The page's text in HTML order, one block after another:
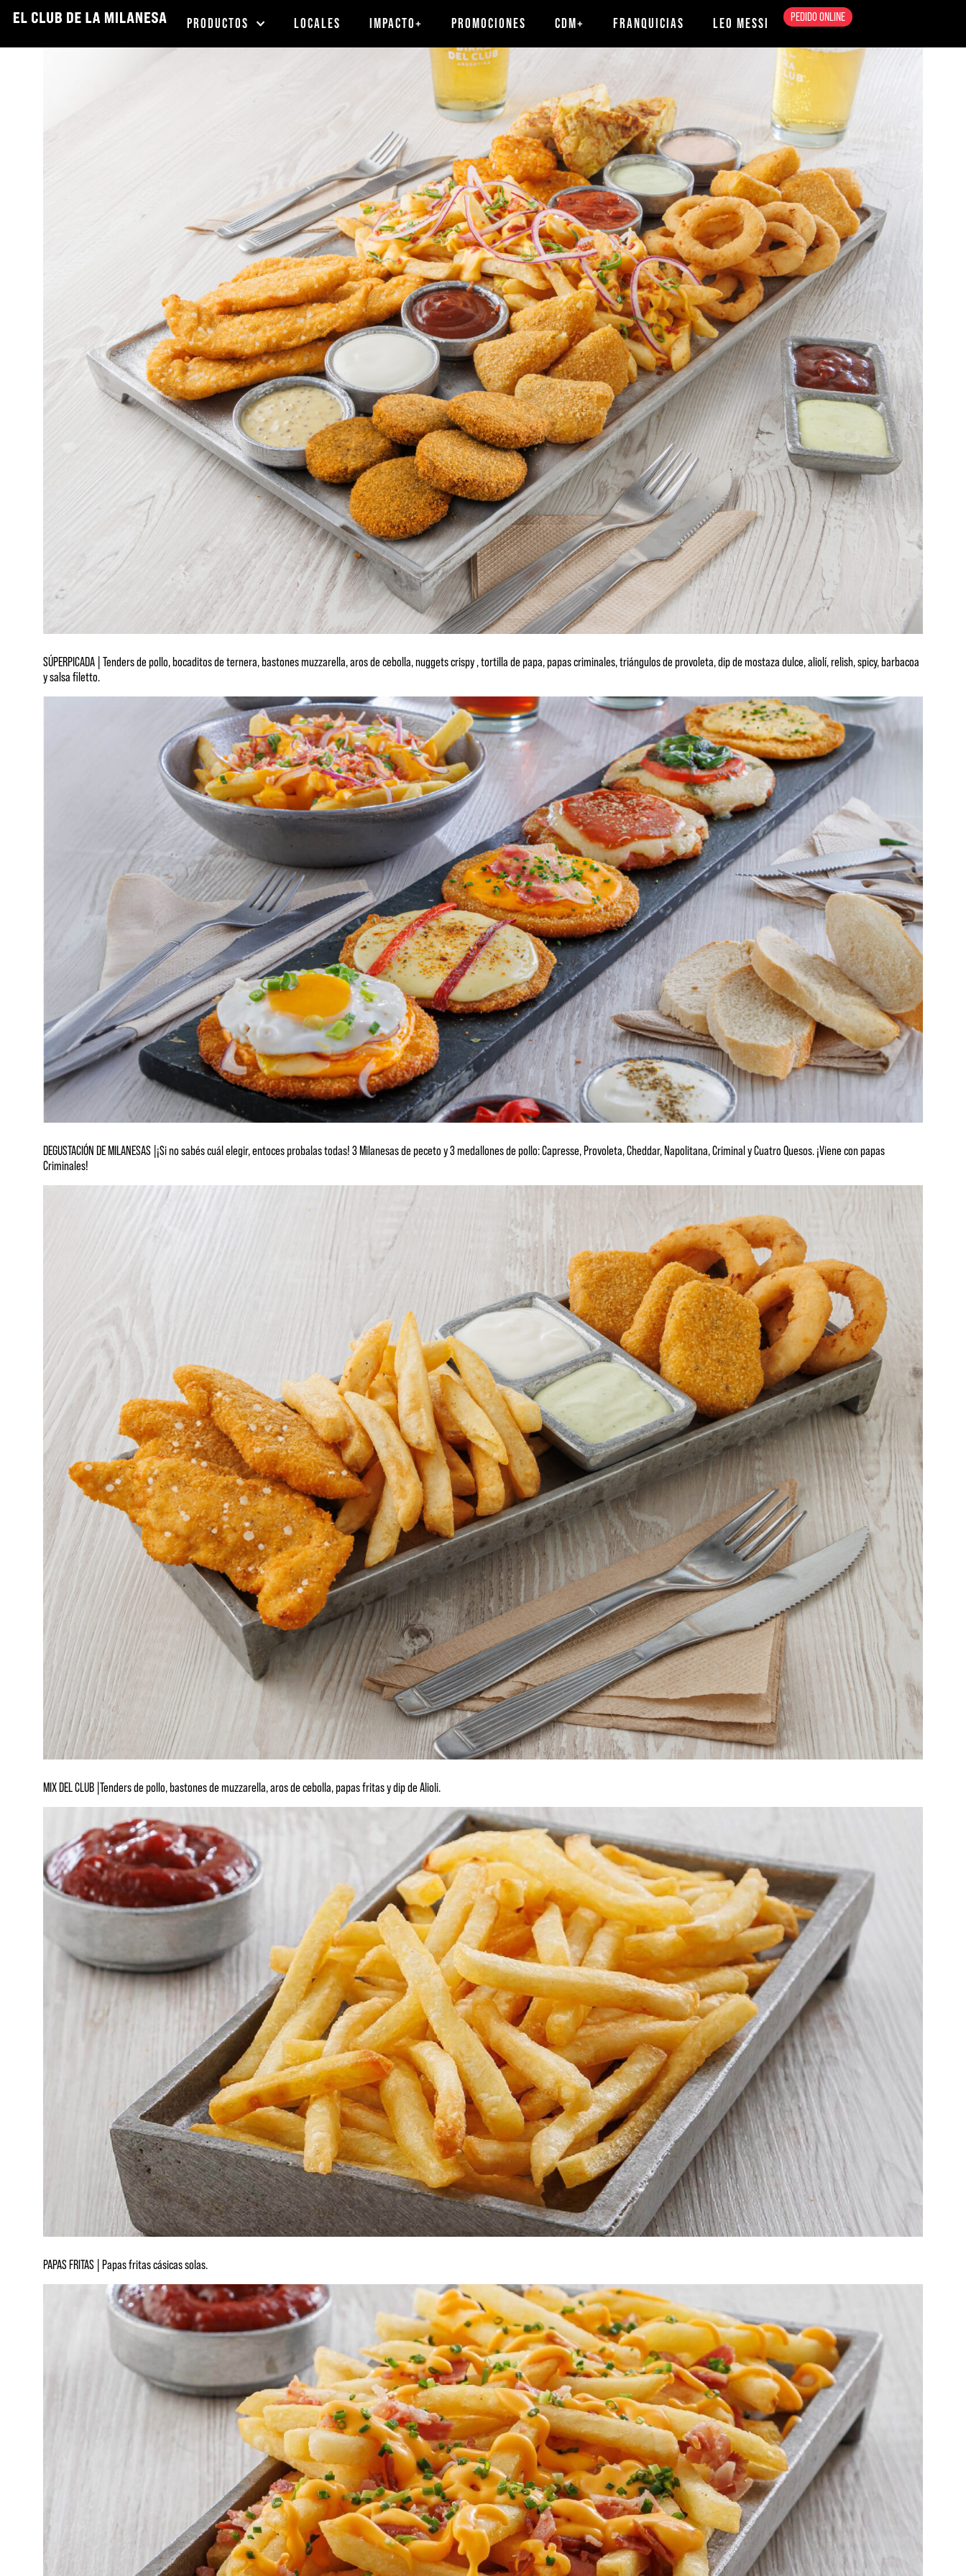
PRODUCTOS LOCALES IMPACTO+ PROMOCIONES CDM+ FRANQUICIAS LEO MESSI PEDIDO ONLINE
SÚPERPICADA | Tenders de pollo, bocaditos de ternera, bastones muzzarella, aros de cebolla, nuggets crispy , tortilla de papa, papas criminales, triángulos de provoleta, dip de mostaza dulce, aliolí, relish, spicy, barbacoa
y salsa filetto.
DEGUSTACIÓN DE MILANESAS |¡Si no sabés cuál elegir, entoces probalas todas! 3 Milanesas de peceto y 3 medallones de pollo: Capresse, Provoleta, Cheddar, Napolitana, Criminal y Cuatro Quesos. ¡Viene con papas
Criminales!
MIX DEL CLUB |Tenders de pollo, bastones de muzzarella, aros de cebolla, papas fritas y dip de Alioli.
PAPAS FRITAS | Papas fritas cásicas solas.